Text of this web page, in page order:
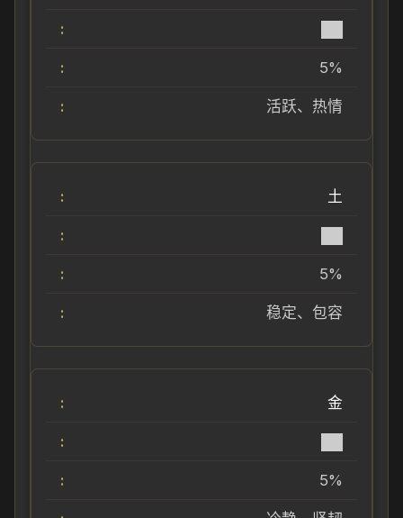
5%
活跃、热情
土
5%
稳定、包容
金
5%